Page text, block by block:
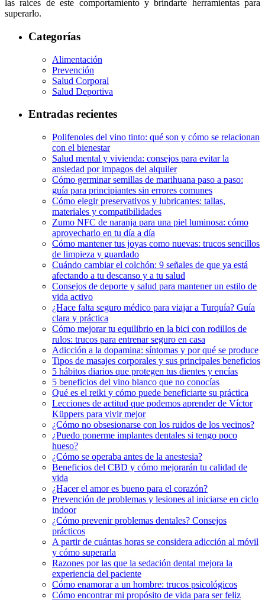
las raíces de este comportamiento y brindarte herramientas para
superarlo.
Categorías
Alimentación
Prevención
Salud Corporal
Salud Deportiva
Entradas recientes
Polifenoles del vino tinto: qué son y cómo se relacionan
con el bienestar
Salud mental y vivienda: consejos para evitar la
ansiedad por impagos del alquiler
Cómo germinar semillas de marihuana paso a paso:
guía para principiantes sin errores comunes
Cómo elegir preservativos y lubricantes: tallas,
materiales y compatibilidades
Zumo NFC de naranja para una piel luminosa: cómo
aprovecharlo en tu día a día
Cómo mantener tus joyas como nuevas: trucos sencillos
de limpieza y guardado
Cuándo cambiar el colchón: 9 señales de que ya está
afectando a tu descanso y a tu salud
Consejos de deporte y salud para mantener un estilo de
vida activo
¿Hace falta seguro médico para viajar a Turquía? Guía
clara y práctica
Cómo mejorar tu equilibrio en la bici con rodillos de
rulos: trucos para entrenar seguro en casa
Adicción a la dopamina: síntomas y por qué se produce
Tipos de masajes corporales y sus principales beneficios
5 hábitos diarios que protegen tus dientes y encías
5 beneficios del vino blanco que no conocías
Qué es el reiki y cómo puede beneficiarte su práctica
Lecciones de actitud que podemos aprender de Víctor
Küppers para vivir mejor
¿Cómo no obsesionarse con los ruidos de los vecinos?
¿Puedo ponerme implantes dentales si tengo poco
hueso?
¿Cómo se operaba antes de la anestesia?
Beneficios del CBD y cómo mejorarán tu calidad de
vida
¿Hacer el amor es bueno para el corazón?
Prevención de problemas y lesiones al iniciarse en ciclo
indoor
¿Cómo prevenir problemas dentales? Consejos
prácticos
A partir de cuántas horas se considera adicción al móvil
y cómo superarla
Razones por las que la sedación dental mejora la
experiencia del paciente
Cómo enamorar a un hombre: trucos psicológicos
Cómo encontrar mi propósito de vida para ser feliz